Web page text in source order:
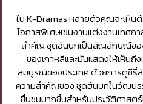
ใน K-Dramas หลายตัวคุณจะเห็น
โอกาสพิเศษเช่นงานแต่งงานเทศก
สำคัญ ชุดฮันบกเป็นสัญลักษณ์ขอ
ของเกาหลีและมันแสดงให้เห็น
สมบูรณ์ของประเทศ ด้วยการดูซีรี่
ความสำคัญของ ชุดฮันบกในวัฒน
ชื่นชมมากขึ้นสำหรับประวัติศาสต